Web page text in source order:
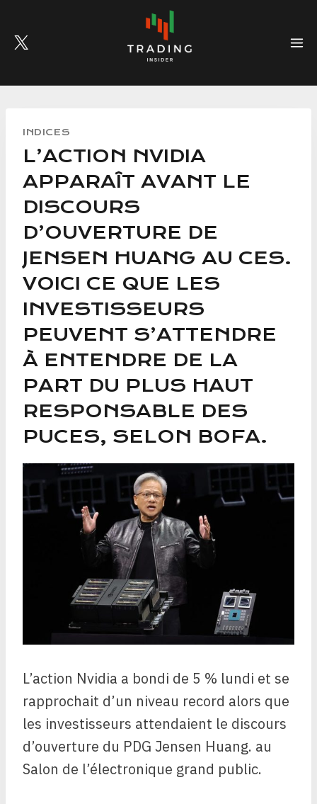
content
INDICES
L’ACTION NVIDIA
APPARAÎT AVANT LE
DISCOURS
D’OUVERTURE DE
JENSEN HUANG AU CES.
VOICI CE QUE LES
INVESTISSEURS
PEUVENT S’ATTENDRE
À ENTENDRE DE LA
PART DU PLUS HAUT
RESPONSABLE DES
PUCES, SELON BOFA.
L’action Nvidia a bondi de 5 % lundi et se
rapprochait d’un niveau record alors que
les investisseurs attendaient le discours
d’ouverture du PDG Jensen Huang. au
Salon de l’électronique grand public.